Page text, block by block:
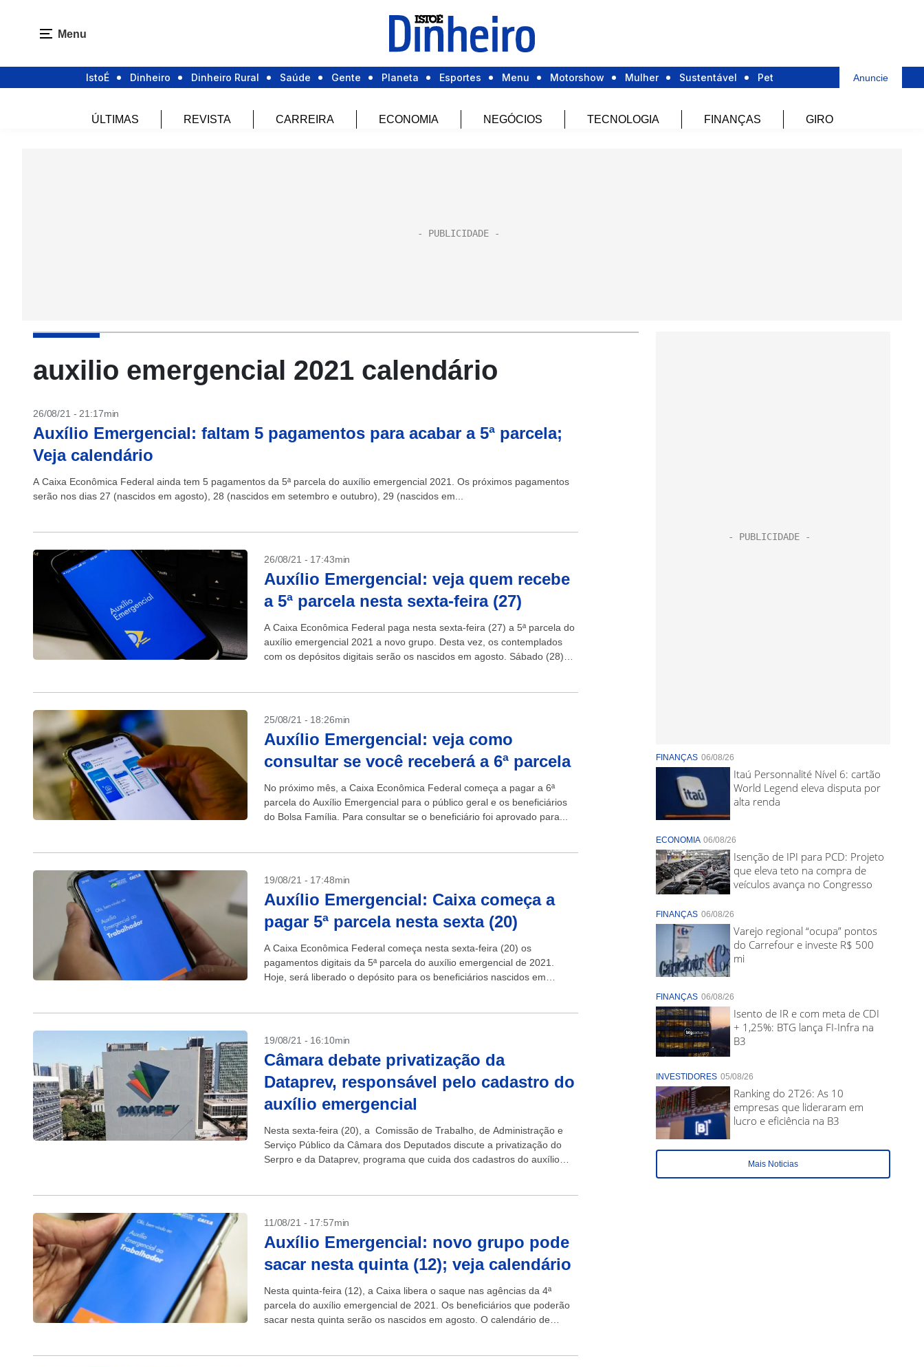
Menu
IstoÉ Dinheiro Dinheiro Rural Saúde Gente Planeta Esportes Menu Motorshow Mulher Sustentável Pet Anuncie
ÚLTIMAS REVISTA CARREIRA ECONOMIA NEGÓCIOS TECNOLOGIA FINANÇAS GIRO
auxilio emergencial 2021 calendário
26/08/21 - 21:17min
Auxílio Emergencial: faltam 5 pagamentos para acabar a 5ª parcela;
Veja calendário
A Caixa Econômica Federal ainda tem 5 pagamentos da 5ª parcela do auxílio emergencial 2021. Os próximos pagamentos
serão nos dias 27 (nascidos em agosto), 28 (nascidos em setembro e outubro), 29 (nascidos em...
26/08/21 - 17:43min
Auxílio Emergencial: veja quem recebe
a 5ª parcela nesta sexta-feira (27)
A Caixa Econômica Federal paga nesta sexta-feira (27) a 5ª parcela do
auxílio emergencial 2021 a novo grupo. Desta vez, os contemplados
com os depósitos digitais serão os nascidos em agosto. Sábado (28)
25/08/21 - 18:26min
Auxílio Emergencial: veja como
consultar se você receberá a 6ª parcela
No próximo mês, a Caixa Econômica Federal começa a pagar a 6ª
parcela do Auxílio Emergencial para o público geral e os beneficiários
do Bolsa Família. Para consultar se o beneficiário foi aprovado para...
19/08/21 - 17:48min
Auxílio Emergencial: Caixa começa a
pagar 5ª parcela nesta sexta (20)
A Caixa Econômica Federal começa nesta sexta-feira (20) os
pagamentos digitais da 5ª parcela do auxílio emergencial de 2021.
Hoje, será liberado o depósito para os beneficiários nascidos em
19/08/21 - 16:10min
Câmara debate privatização da
Dataprev, responsável pelo cadastro do
auxílio emergencial
Nesta sexta-feira (20), a Comissão de Trabalho, de Administração e
Serviço Público da Câmara dos Deputados discute a privatização do
Serpro e da Dataprev, programa que cuida dos cadastros do auxílio
11/08/21 - 17:57min
Auxílio Emergencial: novo grupo pode
sacar nesta quinta (12); veja calendário
Nesta quinta-feira (12), a Caixa libera o saque nas agências da 4ª
parcela do auxílio emergencial de 2021. Os beneficiários que poderão
sacar nesta quinta serão os nascidos em agosto. O calendário de
FINANÇAS 06/08/26
Itaú Personnalité Nível 6: cartão
World Legend eleva disputa por
alta renda
ECONOMIA 06/08/26
Isenção de IPI para PCD: Projeto
que eleva teto na compra de
veículos avança no Congresso
FINANÇAS 06/08/26
Varejo regional “ocupa” pontos
do Carrefour e investe R$ 500
mi
FINANÇAS 06/08/26
Isento de IR e com meta de CDI
+ 1,25%: BTG lança FI-Infra na
B3
INVESTIDORES 05/08/26
Ranking do 2T26: As 10
empresas que lideraram em
lucro e eficiência na B3
Mais Noticias